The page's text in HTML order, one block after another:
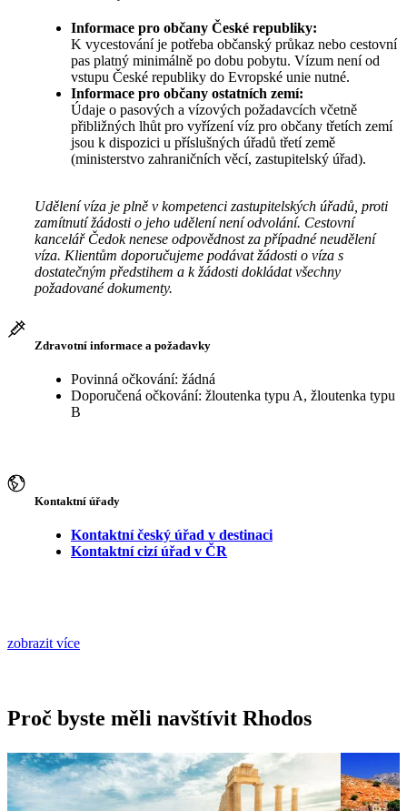
Informace pro občany České republiky:
K vycestování je potřeba občanský průkaz nebo cestovní
pas platný minimálně po dobu pobytu. Vízum není od
vstupu České republiky do Evropské unie nutné.
Informace pro občany ostatních zemí:
Údaje o pasových a vízových požadavcích včetně
přibližných lhůt pro vyřízení víz pro občany třetích zemí
jsou k dispozici u příslušných úřadů třetí země
(ministerstvo zahraničních věcí, zastupitelský úřad).
Udělení víza je plně v kompetenci zastupitelských úřadů, proti
zamítnutí žádosti o jeho udělení není odvolání. Cestovní
kancelář Čedok nenese odpovědnost za případné neudělení
víza. Klientům doporučujeme podávat žádosti o víza s
dostatečným předstihem a k žádosti dokládat všechny
požadované dokumenty.
Zdravotní informace a požadavky
Povinná očkování: žádná
Doporučená očkování: žloutenka typu A, žloutenka typu
B
Kontaktní úřady
Kontaktní český úřad v destinaci
Kontaktní cizí úřad v ČR
zobrazit více
Proč byste měli navštívit Rhodos